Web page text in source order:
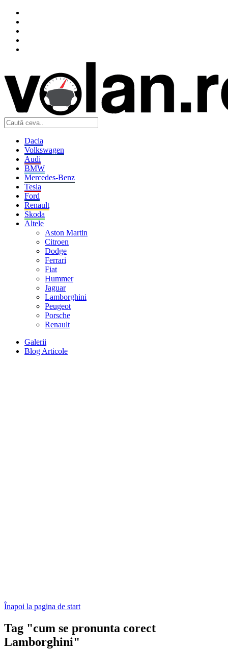
Dacia
Volkswagen
Audi
BMW
Mercedes-Benz
Tesla
Ford
Renault
Skoda
Altele
Aston Martin
Citroen
Dodge
Ferrari
Fiat
Hummer
Jaguar
Lamborghini
Peugeot
Porsche
Renault
Galerii
Blog Articole
Înapoi la pagina de start
Tag "cum se pronunta corect
Lamborghini"